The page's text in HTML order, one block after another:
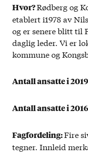
Hvor?Rødberg og
etablert i1978 av
og er senere blitt til
daglig leder. Vi er
kommune og
Antall ansatte i
Antall ansatte i
Fagfordeling:Fire
tegner. Innleid